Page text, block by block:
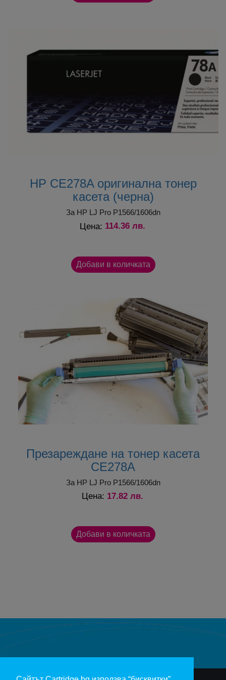
поддържамеголеми складови наличностии
още на следващия
При поръчка от Cartridge.bg на съвместими тонер
касети IT Image пoлучавате още едно ценово
предимство –безплатна доставкадо удобен за
вас офис на Еконт.
HP CE278A оригинална тонер
касета (черна)
За HP LJ Pro P1566/1606dn
Цена: 114.36 лв.
Презареждане на тонер касета
CE278A
За HP LJ Pro P1566/1606dn
Цена: 17.82 лв.